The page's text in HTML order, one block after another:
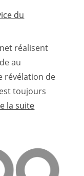
du
réalisent
au
révélation de
toujours
la suite:
pour
comprendre